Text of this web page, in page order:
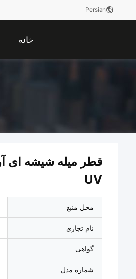
Persian
خانه
UV
محل منبع
نام تجاری
گواهی
شماره مدل